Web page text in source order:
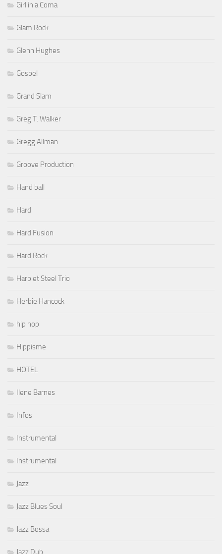
Girl in a Coma
Glam Rock
Glenn Hughes
Gospel
Grand Slam
Greg T. Walker
Gregg Allman
Groove Production
Hand ball
Hard
Hard Fusion
Hard Rock
Harp et Steel Trio
Herbie Hancock
hip hop
Hippisme
HOTEL
Ilene Barnes
Infos
Instrumental
Instrumental
Jazz
Jazz Blues Soul
Jazz Bossa
Jazz Dub